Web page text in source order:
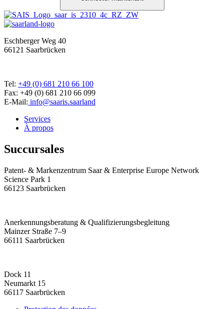
Eschberger Weg 40
66121 Saarbrücken
Tel: +49 (0) 681 210 66 100
Fax: +49 (0) 681 210 66 099
E-Mail: info@saaris.saarland
Services
À propos
Succursales
Patent- & Markenzentrum Saar & Enterprise Europe Network
Science Park 1
66123 Saarbrücken
Anerkennungsberatung & Qualifizierungsbegleitung
Mainzer Straße 7–9
66111 Saarbrücken
Dock 11
Neumarkt 15
66117 Saarbrücken